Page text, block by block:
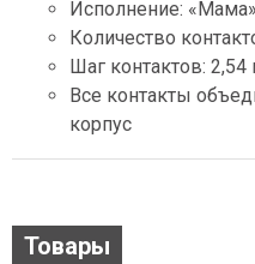
Исполнение:
Количество
Шаг контактов:
Все контакты
корпус
Товары